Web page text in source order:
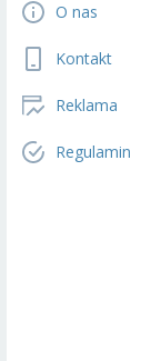
O nas
Kontakt
Reklama
Regulamin